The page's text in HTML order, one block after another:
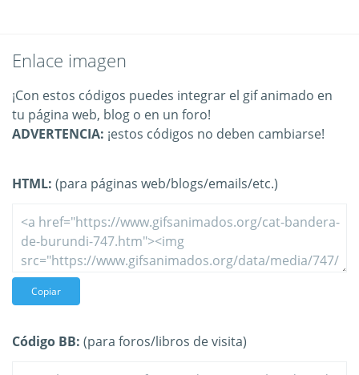
Enlace imagen
¡Con estos códigos puedes integrar el gif animado en
tu página web, blog o en un foro!
ADVERTENCIA: ¡estos códigos no deben cambiarse!
HTML: (para páginas web/blogs/emails/etc.)
Copiar
Código BB: (para foros/libros de visita)